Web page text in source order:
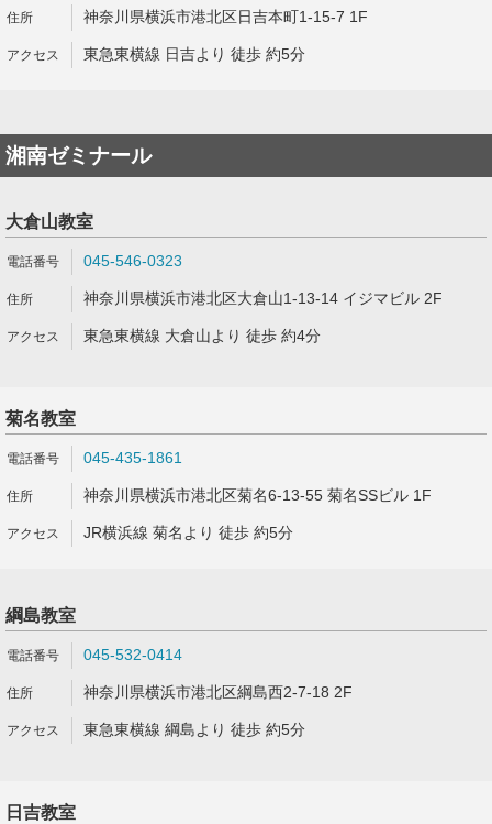
神奈川県横浜市港北区日吉本町1-15-7 1F
東急東横線 日吉より 徒歩 約5分
湘南ゼミナール
大倉山教室
045-546-0323
神奈川県横浜市港北区大倉山1-13-14 イジマビル 2F
東急東横線 大倉山より 徒歩 約4分
菊名教室
045-435-1861
神奈川県横浜市港北区菊名6-13-55 菊名SSビル 1F
JR横浜線 菊名より 徒歩 約5分
綱島教室
045-532-0414
神奈川県横浜市港北区綱島西2-7-18 2F
東急東横線 綱島より 徒歩 約5分
日吉教室